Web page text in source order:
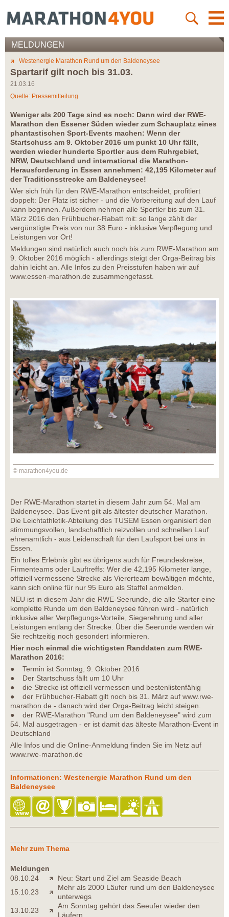
MELDUNGEN
Westenergie Marathon Rund um den Baldeneysee
Spartarif gilt noch bis 31.03.
21.03.16
Quelle: Pressemitteilung
Weniger als 200 Tage sind es noch: Dann wird der RWE-
Marathon den Essener Süden wieder zum Schauplatz eines
phantastischen Sport-Events machen: Wenn der
Startschuss am 9. Oktober 2016 um punkt 10 Uhr fällt,
werden wieder hunderte Sportler aus dem Ruhrgebiet,
NRW, Deutschland und international die Marathon-
Herausforderung in Essen annehmen: 42,195 Kilometer auf
der Traditionsstrecke am Baldeneysee!
Wer sich früh für den RWE-Marathon entscheidet, profitiert
doppelt: Der Platz ist sicher - und die Vorbereitung auf den Lauf
kann beginnen. Außerdem nehmen alle Sportler bis zum 31.
März 2016 den Frühbucher-Rabatt mit: so lange zählt der
vergünstigte Preis von nur 38 Euro - inklusive Verpflegung und
Leistungen vor Ort!
Meldungen sind natürlich auch noch bis zum RWE-Marathon am
9. Oktober 2016 möglich - allerdings steigt der Orga-Beitrag bis
dahin leicht an. Alle Infos zu den Preisstufen haben wir auf
www.essen-marathon.de zusammengefasst.
© marathon4you.de
Der RWE-Marathon startet in diesem Jahr zum 54. Mal am
Baldeneysee. Das Event gilt als ältester deutscher Marathon.
Die Leichtathletik-Abteilung des TUSEM Essen organisiert den
stimmungsvollen, landschaftlich reizvollen und schnellen Lauf
ehrenamtlich - aus Leidenschaft für den Laufsport bei uns in
Essen.
Ein tolles Erlebnis gibt es übrigens auch für Freundeskreise,
Firmenteams oder Lauftreffs: Wer die 42,195 Kilometer lange,
offiziell vermessene Strecke als Viererteam bewältigen möchte,
kann sich online für nur 95 Euro als Staffel anmelden.
NEU ist in diesem Jahr die RWE-Seerunde, die alle Starter eine
komplette Runde um den Baldeneysee führen wird - natürlich
inklusive aller Verpflegungs-Vorteile, Siegerehrung und aller
Leistungen entlang der Strecke. Über die Seerunde werden wir
Sie rechtzeitig noch gesondert informieren.
Hier noch einmal die wichtigsten Randdaten zum RWE-
Marathon 2016:
● Termin ist Sonntag, 9. Oktober 2016
● Der Startschuss fällt um 10 Uhr
● die Strecke ist offiziell vermessen und bestenlistenfähig
● der Frühbucher-Rabatt gilt noch bis 31. März auf www.rwe-
marathon.de - danach wird der Orga-Beitrag leicht steigen.
● der RWE-Marathon "Rund um den Baldeneysee" wird zum
54. Mal ausgetragen - er ist damit das älteste Marathon-Event in
Deutschland
Alle Infos und die Online-Anmeldung finden Sie im Netz auf
www.rwe-marathon.de
Informationen: Westenergie Marathon Rund um den
Baldeneysee
Mehr zum Thema
Meldungen
08.10.24
Neu: Start und Ziel am Seaside Beach
15.10.23
Mehr als 2000 Läufer rund um den Baldeneysee
unterwegs
13.10.23
Am Sonntag gehört das Seeufer wieder den
Läufern